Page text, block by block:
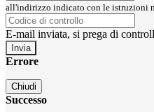
all'indirizzo indicato con le istruzioni
E-mail inviata, si prega di
Errore
Chiudi
Successo